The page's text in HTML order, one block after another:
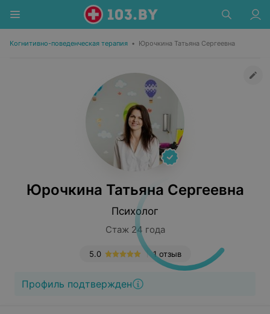
Когнитивно-поведенческая терапия • Юрочкина Татьяна Сергеевна
Юрочкина Татьяна Сергеевна
Психолог
Стаж 24 года
1 отзыв
5.0
Профиль подтвержден